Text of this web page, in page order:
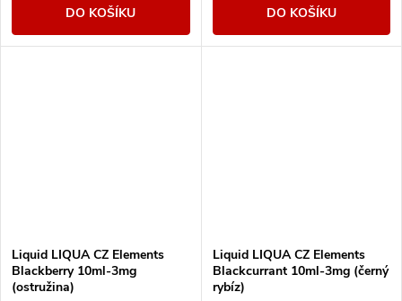
DO KOŠÍKU DO KOŠÍKU
Liquid LIQUA CZ Elements
Blackberry 10ml-3mg
(ostružina)
Liquid LIQUA CZ Elements
Blackcurrant 10ml-3mg (černý
rybíz)